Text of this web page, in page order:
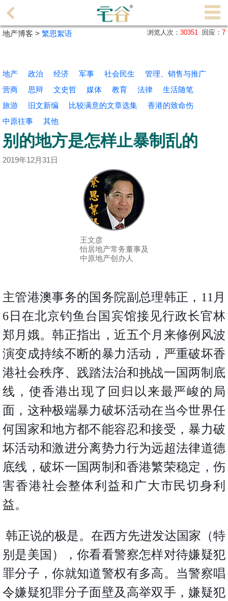
理
搵
楼/
成
交
业
主
博
客
地
产
闻
数
据
公
布
置
业
手
册
关
於
我
们
地产博客 > 繁思絮语 浏览人次： 30351 回应： 7
地产 政治 经济 军事 社会民生
管理、销售与推广
营商
思辩 文史哲 媒体 教育 法律
生活随笔
旅游
旧文新编 比较满意的文章选集
香港的致命伤
中原往事
其他
别的地方是怎样止暴制乱的
2019年12月31日
王文彦
怡居地产常务董事及
中原地产创办人
主管港澳事务的国务院副总理韩正， 11 月
6 日在北京钓鱼台国宾馆接见行政长官林
郑月娥。韩正指出，近五个月来修例风波
演变成持续不断的暴力活动，严重破坏香
港社会秩序、践踏法治和挑战一国两制底
线，使香港出现了回归以来最严峻的局
面，这种极端暴力破坏活动在当今世界任
何国家和地方都不能容忍和接受，暴力破
坏活动和激进分离势力行为远超法律道德
底线，破坏一国两制和香港繁荣稳定，伤
害香港社会整体利益和广大市民切身利
益。
韩正说的极是。在西方先进发达国家（特
别是美国），你看看警察怎样对待嫌疑犯
罪分子，你就知道警权有多高。当警察唱
令嫌疑犯罪分子面壁及高举双手，嫌疑犯